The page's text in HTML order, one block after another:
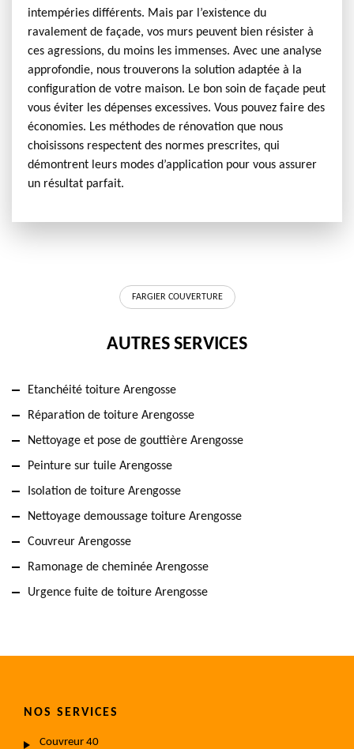
intempéries différents. Mais par l’existence du
ravalement de façade, vos murs peuvent bien résister à
ces agressions, du moins les immenses. Avec une analyse
approfondie, nous trouverons la solution adaptée à la
configuration de votre maison. Le bon soin de façade peut
vous éviter les dépenses excessives. Vous pouvez faire des
économies. Les méthodes de rénovation que nous
choisissons respectent des normes prescrites, qui
démontrent leurs modes d’application pour vous assurer
un résultat parfait.
FARGIER COUVERTURE
AUTRES SERVICES
Etanchéité toiture Arengosse
Réparation de toiture Arengosse
Nettoyage et pose de gouttière Arengosse
Peinture sur tuile Arengosse
Isolation de toiture Arengosse
Nettoyage demoussage toiture Arengosse
Couvreur Arengosse
Ramonage de cheminée Arengosse
Urgence fuite de toiture Arengosse
NOS SERVICES
Couvreur 40